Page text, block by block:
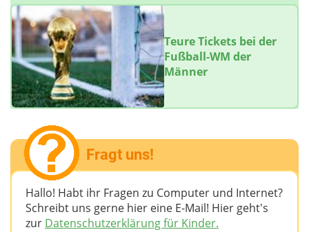
Teure Tickets bei der
Fußball-WM der
Männer
Fragt uns!
Hallo! Habt ihr Fragen zu Computer und Internet?
Schreibt uns gerne hier eine E-Mail! Hier geht's
zur Datenschutzerklärung für Kinder.